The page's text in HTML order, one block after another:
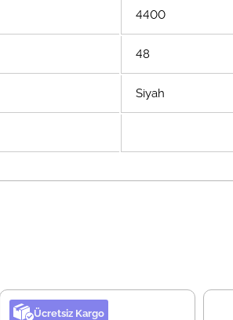
4400
48
Siyah
Ücretsiz Kargo